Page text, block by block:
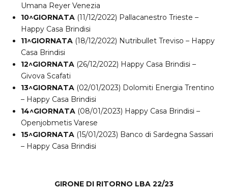
Umana Reyer Venezia
10^GIORNATA (11/12/2022) Pallacanestro Trieste –
Happy Casa Brindisi
11^GIORNATA (18/12/2022) Nutribullet Treviso – Happy
Casa Brindisi
12^GIORNATA (26/12/2022) Happy Casa Brindisi –
Givova Scafati
13^GIORNATA (02/01/2023) Dolomiti Energia Trentino
– Happy Casa Brindisi
14^GIORNATA (08/01/2023) Happy Casa Brindisi –
Openjobmetis Varese
15^GIORNATA (15/01/2023) Banco di Sardegna Sassari
– Happy Casa Brindisi
GIRONE DI RITORNO LBA 22/23